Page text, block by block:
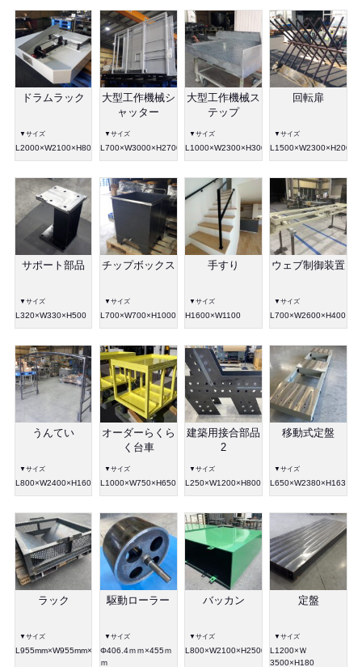
ドラムラック
▼サイズ
L2000×W2100×H800
大型工作機械シ
ャッター
▼サイズ
L700×W3000×H2700
大型工作機械ス
テップ
▼サイズ
L1000×W2300×H300
回転扉
▼サイズ
L1500×W2300×H2000
サポート部品
▼サイズ
L320×W330×H500
チップボックス
▼サイズ
L700×W700×H1000
手すり
▼サイズ
H1600×W1100
ウェブ制御装置
▼サイズ
L700×W2600×H400
うんてい
▼サイズ
L800×W2400×H1600
オーダーらくら
く台車
▼サイズ
L1000×W750×H650
建築用接合部品
2
▼サイズ
L250×W1200×H800
移動式定盤
▼サイズ
L650×W2380×H163
ラック
▼サイズ
L955mm×W955mm×H345mm
駆動ローラー
▼サイズ
Φ406.4ｍｍ×455ｍ
ｍ
バッカン
▼サイズ
L800×W2100×H2500
定盤
▼サイズ
L1200×Ｗ
3500×H180